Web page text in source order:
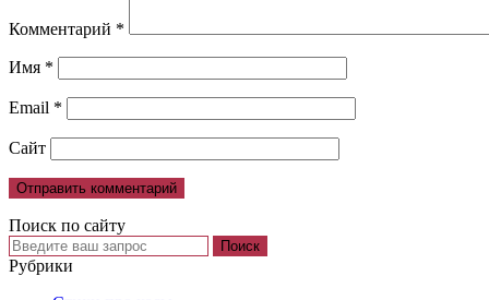
Комментарий *
Имя *
Email *
Сайт
Поиск по сайту
Рубрики